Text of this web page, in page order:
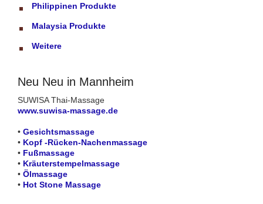
Philippinen Produkte
Malaysia Produkte
Weitere
Neu Neu in Mannheim
SUWISA Thai-Massage
www.suwisa-massage.de
• Gesichtsmassage
• Kopf -Rücken-Nachenmassage
• Fußmassage
• Kräuterstempelmassage
• Ölmassage
• Hot Stone Massage